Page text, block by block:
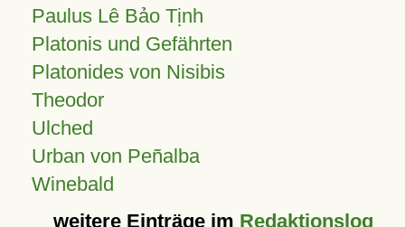
Paulus Lê Bảo Tịnh
Platonis und Gefährten
Platonides von Nisibis
Theodor
Ulched
Urban von Peñalba
Winebald
weitere Einträge im Redaktionslog